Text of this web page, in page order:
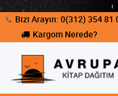
Bizi Arayın: 0(312) 354 81
Kargom Nerede?